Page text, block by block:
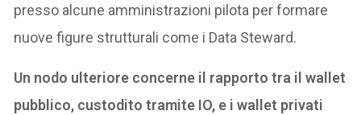
presso alcune amministrazioni pilota per formare
nuove figure strutturali come i Data Steward.
Un nodo ulteriore concerne il rapporto tra il wallet
pubblico, custodito tramite IO, e i wallet privati